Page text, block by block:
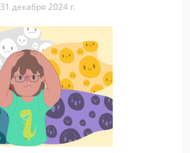
31 декабря 2024 г.